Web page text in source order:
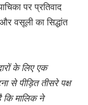
पर प्रतिवाद
वसूली का सिद्धांत
के लिए एक
से पीड़ित तीसरे पक्ष
कि मालिक ने